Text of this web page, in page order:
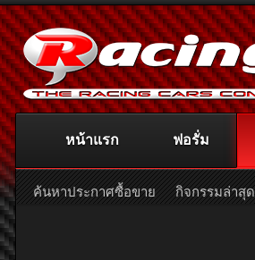
หน้าแรก ฟอรั่ม
ค้นหาประกาศซื้อขาย กิจกรรมล่าสุด